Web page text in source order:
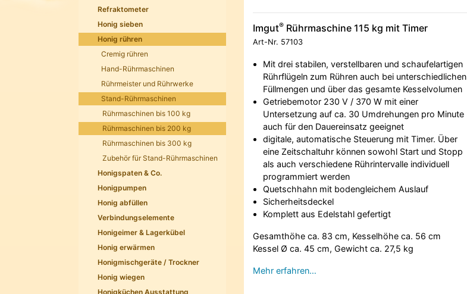
Refraktometer
Honig sieben
Honig rühren
Cremig rühren
Hand-Rührmaschinen
Rührmeister und Rührwerke
Stand-Rührmaschinen
Rührmaschinen bis 100 kg
Rührmaschinen bis 200 kg
Rührmaschinen bis 300 kg
Zubehör für Stand-Rührmaschinen
Honigspaten & Co.
Honigpumpen
Honig abfüllen
Verbindungselemente
Honigeimer & Lagerkübel
Honig erwärmen
Honigmischgeräte / Trockner
Honig wiegen
Honigküchen Ausstattung
Imgut®Rührmaschine 115 kg mit Timer
Art-Nr. 57103
Mit drei stabilen, verstellbaren und schaufelartigen
Rührflügeln zum Rühren auch bei unterschiedlichen
Füllmengen und über das gesamte Kesselvolumen
Getriebemotor 230 V / 370 W mit einer
Untersetzung auf ca. 30 Umdrehungen pro Minute
auch für den Dauereinsatz geeignet
digitale, automatische Steuerung mit Timer. Über
eine Zeitschaltuhr können sowohl Start und Stopp
als auch verschiedene Rührintervalle individuell
programmiert werden
Quetschhahn mit bodengleichem Auslauf
Sicherheitsdeckel
Komplett aus Edelstahl gefertigt
Gesamthöhe ca. 83 cm, Kesselhöhe ca. 56 cm
Kessel Ø ca. 45 cm, Gewicht ca. 27,5 kg
Mehr erfahren…